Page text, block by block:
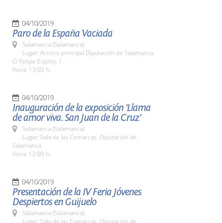
04/10/2019
Paro de la España Vaciada
Salamanca (Salamanca)
Lugar: Acceso principal Diputación de Salamanca.
C/ Felipe Espino, 1
Hora: 13:00 h.
04/10/2019
Inauguración de la exposición 'Llama
de amor viva. San Juan de la Cruz'
Salamanca (Salamanca)
Lugar: Sala de las Comarcas. Diputación de
Salamanca
Hora: 12:00 h.
04/10/2019
Presentación de la IV Feria Jóvenes
Despiertos en Guijuelo
Salamanca (Salamanca)
Lugar: Sala de las Comarcas. Diputación de